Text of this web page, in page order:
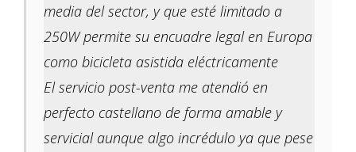
media del sector, y que esté limitado a
250W permite su encuadre legal en Europa
como bicicleta asistida eléctricamente
El servicio post-venta me atendió en
perfecto castellano de forma amable y
servicial aunque algo incrédulo ya que pese